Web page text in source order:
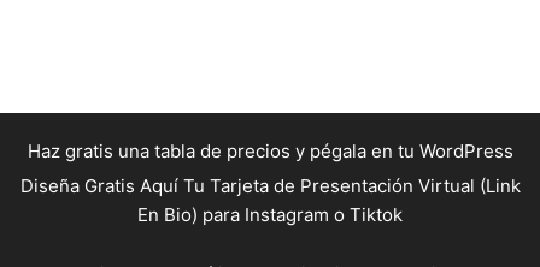
Haz gratis una tabla de precios y pégala en tu WordPress
Diseña Gratis Aquí Tu Tarjeta de Presentación Virtual (Link
En Bio) para Instagram o Tiktok